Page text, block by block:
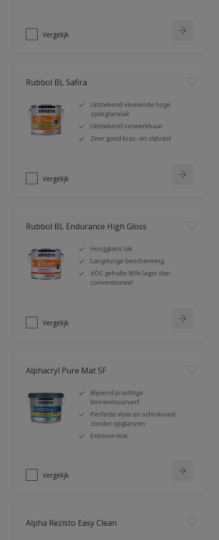
Vergelijk
Rubbol BL Safira
Uitstekend vloeiende hoge
zijdeglanslak
Uitstekend verwerkbaar
Zeer goed kras- en slijtvast
Vergelijk
Rubbol BL Endurance High Gloss
Hoogglans lak
Langdurige bescherming
VOC gehalte 80% lager dan
conventioneel
Vergelijk
Alphacryl Pure Mat SF
Blijvend prachtige
binnenmuurverf
Perfecte vloei en schrobvast
zonder opglanzen
Extreem mat
Vergelijk
Alpha Rezisto Easy Clean